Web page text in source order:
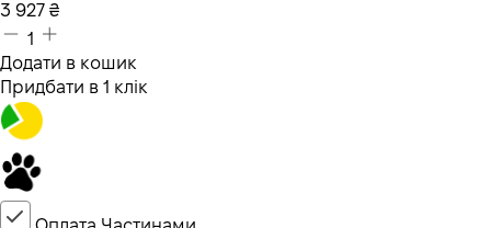
3 927 ₴
1
Додати в кошик
Придбати в 1 клік